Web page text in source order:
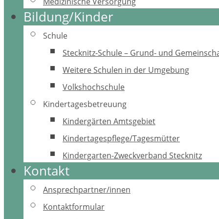
Bildung/Kinder
Schule
Stecknitz-Schule – Grund- und
Weitere Schulen in der Umgebung
Volkshochschule
Kindertagesbetreuung
Kindergärten Amtsgebiet
Kindertagespflege/Tagesmütter
Kindergarten-Zweckverband Stecknitz
Kontakt
Ansprechpartner/innen
Kontaktformular